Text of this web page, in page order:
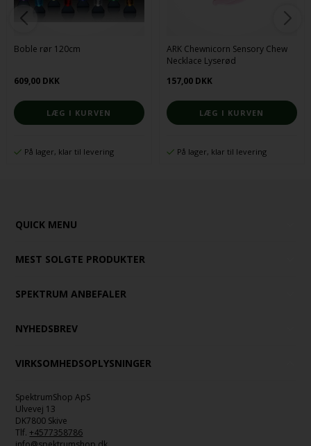
Boble rør 120cm
609,00 DKK
På lager, klar til levering
ARK Chewnicorn Sensory Chew
Necklace Lyserød
157,00 DKK
På lager, klar til levering
QUICK MENU
MEST SOLGTE PRODUKTER
SPEKTRUM ANBEFALER
NYHEDSBREV
VIRKSOMHEDSOPLYSNINGER
SpektrumShop ApS
Ulvevej 13
DK7800 Skive
Tlf. +4577358786